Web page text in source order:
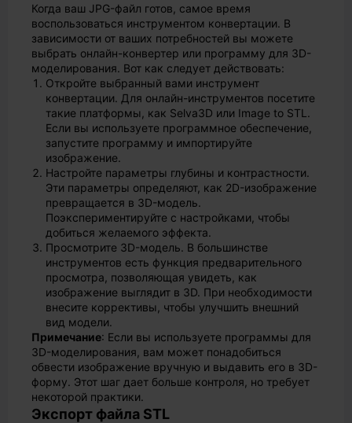
Когда ваш JPG-файл готов, самое время
воспользоваться инструментом конвертации. В
зависимости от ваших потребностей вы можете
выбрать онлайн-конвертер или программу для 3D-
моделирования. Вот как следует действовать:
Откройте выбранный вами инструмент
конвертации. Для онлайн-инструментов посетите
такие платформы, как Selva3D или Image to STL.
Если вы используете программное обеспечение,
запустите программу и импортируйте
изображение.
Настройте параметры глубины и контрастности.
Эти параметры определяют, как 2D-изображение
превращается в 3D-модель.
Поэкспериментируйте с настройками, чтобы
добиться желаемого эффекта.
Просмотрите 3D-модель. В большинстве
инструментов есть функция предварительного
просмотра, позволяющая увидеть, как
изображение выглядит в 3D. При необходимости
внесите коррективы, чтобы улучшить внешний
вид модели.
Примечание: Если вы используете программы для
3D-моделирования, вам может понадобиться
обвести изображение вручную и выдавить его в 3D-
форму. Этот шаг дает больше контроля, но требует
некоторой практики.
Экспорт файла STL